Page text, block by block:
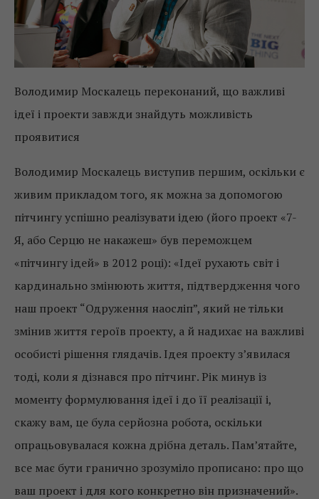
Володимир Москалець переконаний, що важливі
ідеї і проекти завжди знайдуть можливість
проявитися
Володимир Москалець виступив першим, оскільки є
живим прикладом того, як можна за допомогою
пітчингу успішно реалізувати ідею (його проект «7-
Я, або Серцю не накажеш» був переможцем
«пітчингу ідей» в 2012 році): «Ідеї рухають світ і
кардинально змінюють життя, підтвердження чого
наш проект “Одруження наосліп”, який не тільки
змінив життя героїв проекту, а й надихає на важливі
особисті рішення глядачів. Ідея проекту з’явилася
тоді, коли я дізнався про пітчинг. Рік минув із
моменту формулювання ідеї і до її реалізації і,
скажу вам, це була серйозна робота, оскільки
опрацьовувалася кожна дрібна деталь. Пам’ятайте,
все має бути гранично зрозуміло прописано: про що
ваш проект і для кого конкретно він призначений».